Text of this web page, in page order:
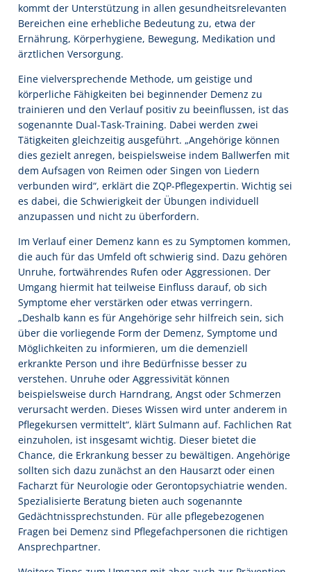
kommt der Unterstützung in allen gesundheitsrelevanten
Bereichen eine erhebliche Bedeutung zu, etwa der
Ernährung, Körperhygiene, Bewegung, Medikation und
ärztlichen Versorgung.
Eine vielversprechende Methode, um geistige und
körperliche Fähigkeiten bei beginnender Demenz zu
trainieren und den Verlauf positiv zu beeinflussen, ist das
sogenannte Dual-Task-Training. Dabei werden zwei
Tätigkeiten gleichzeitig ausgeführt. „Angehörige können
dies gezielt anregen, beispielsweise indem Ballwerfen mit
dem Aufsagen von Reimen oder Singen von Liedern
verbunden wird“, erklärt die ZQP-Pflegexpertin. Wichtig sei
es dabei, die Schwierigkeit der Übungen individuell
anzupassen und nicht zu überfordern.
Im Verlauf einer Demenz kann es zu Symptomen kommen,
die auch für das Umfeld oft schwierig sind. Dazu gehören
Unruhe, fortwährendes Rufen oder Aggressionen. Der
Umgang hiermit hat teilweise Einfluss darauf, ob sich
Symptome eher verstärken oder etwas verringern.
„Deshalb kann es für Angehörige sehr hilfreich sein, sich
über die vorliegende Form der Demenz, Symptome und
Möglichkeiten zu informieren, um die demenziell
erkrankte Person und ihre Bedürfnisse besser zu
verstehen. Unruhe oder Aggressivität können
beispielsweise durch Harndrang, Angst oder Schmerzen
verursacht werden. Dieses Wissen wird unter anderem in
Pflegekursen vermittelt“, klärt Sulmann auf. Fachlichen Rat
einzuholen, ist insgesamt wichtig. Dieser bietet die
Chance, die Erkrankung besser zu bewältigen. Angehörige
sollten sich dazu zunächst an den Hausarzt oder einen
Facharzt für Neurologie oder Gerontopsychiatrie wenden.
Spezialisierte Beratung bieten auch sogenannte
Gedächtnissprechstunden. Für alle pflegebezogenen
Fragen bei Demenz sind Pflegefachpersonen die richtigen
Ansprechpartner.